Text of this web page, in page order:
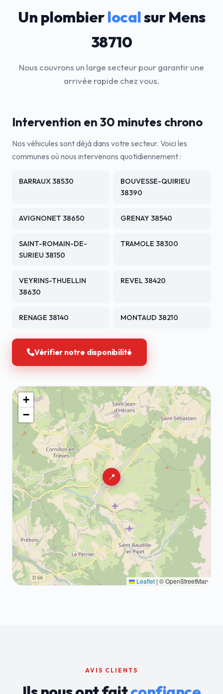
Un plombierlocalsur Mens
38710
Nous couvrons un large secteur pour garantir une
arrivée rapide chez vous.
Intervention en 30 minutes chrono
Nos véhicules sont déjà dans votre secteur. Voici les
communes où nous intervenons quotidiennement :
BARRAUX 38530
BOUVESSE-QUIRIEU
38390
AVIGNONET 38650 GRENAY 38540
SAINT-ROMAIN-DE-
SURIEU 38150
TRAMOLE 38300
VEYRINS-THUELLIN
38630
REVEL 38420
RENAGE 38140 MONTAUD 38210
Vérifier notre disponibilité
📍
+
−
Leaflet | © OpenStreetMap
AVIS CLIENTS